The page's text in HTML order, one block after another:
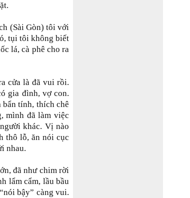
(Sài Gòn) tôi với
tụi tôi không biết
lá, cà phê cho ra
cửa là đã vui rồi.
gia đình, vợ con.
tính, thích chê
mình đã làm việc
khác. Vị nào
thô lỗ, ăn nói cục
nhau.
đã như chim rời
lẩm cẩm, lầu bầu
bậy” càng vui.